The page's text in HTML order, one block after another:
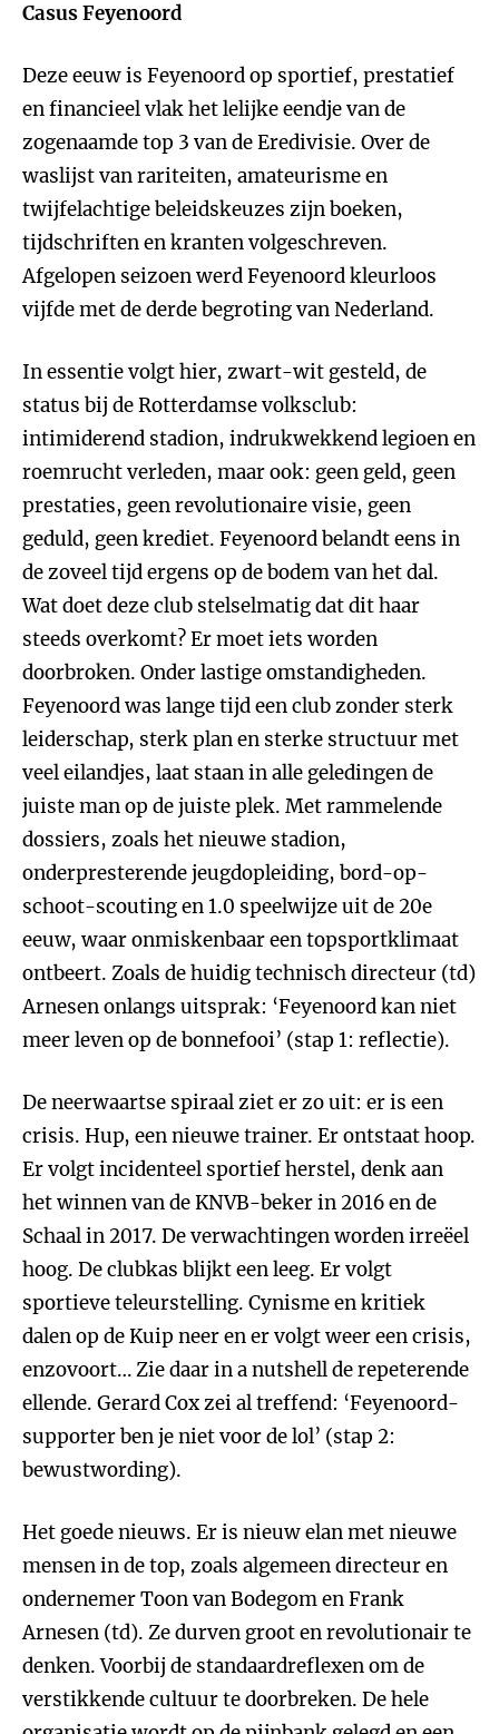
Casus Feyenoord
Deze eeuw is Feyenoord op sportief, prestatief
en financieel vlak het lelijke eendje van de
zogenaamde top 3 van de Eredivisie. Over de
waslijst van rariteiten, amateurisme en
twijfelachtige beleidskeuzes zijn boeken,
tijdschriften en kranten volgeschreven.
Afgelopen seizoen werd Feyenoord kleurloos
vijfde met de derde begroting van Nederland.
In essentie volgt hier, zwart-wit gesteld, de
status bij de Rotterdamse volksclub:
intimiderend stadion, indrukwekkend legioen en
roemrucht verleden, maar ook: geen geld, geen
prestaties, geen revolutionaire visie, geen
geduld, geen krediet. Feyenoord belandt eens in
de zoveel tijd ergens op de bodem van het dal.
Wat doet deze club stelselmatig dat dit haar
steeds overkomt? Er moet iets worden
doorbroken. Onder lastige omstandigheden.
Feyenoord was lange tijd een club zonder sterk
leiderschap, sterk plan en sterke structuur met
veel eilandjes, laat staan in alle geledingen de
juiste man op de juiste plek. Met rammelende
dossiers, zoals het nieuwe stadion,
onderpresterende jeugdopleiding, bord-op-
schoot-scouting en 1.0 speelwijze uit de 20e
eeuw, waar onmiskenbaar een topsportklimaat
ontbeert. Zoals de huidig technisch directeur (td)
Arnesen onlangs uitsprak: ‘Feyenoord kan niet
meer leven op de bonnefooi’ (stap 1: reflectie).
De neerwaartse spiraal ziet er zo uit: er is een
crisis. Hup, een nieuwe trainer. Er ontstaat hoop.
Er volgt incidenteel sportief herstel, denk aan
het winnen van de KNVB-beker in 2016 en de
Schaal in 2017. De verwachtingen worden irreëel
hoog. De clubkas blijkt een leeg. Er volgt
sportieve teleurstelling. Cynisme en kritiek
dalen op de Kuip neer en er volgt weer een crisis,
enzovoort… Zie daar in a nutshell de repeterende
ellende. Gerard Cox zei al treffend: ‘Feyenoord-
supporter ben je niet voor de lol’ (stap 2:
bewustwording).
Het goede nieuws. Er is nieuw elan met nieuwe
mensen in de top, zoals algemeen directeur en
ondernemer Toon van Bodegom en Frank
Arnesen (td). Ze durven groot en revolutionair te
denken. Voorbij de standaardreflexen om de
verstikkende cultuur te doorbreken. De hele